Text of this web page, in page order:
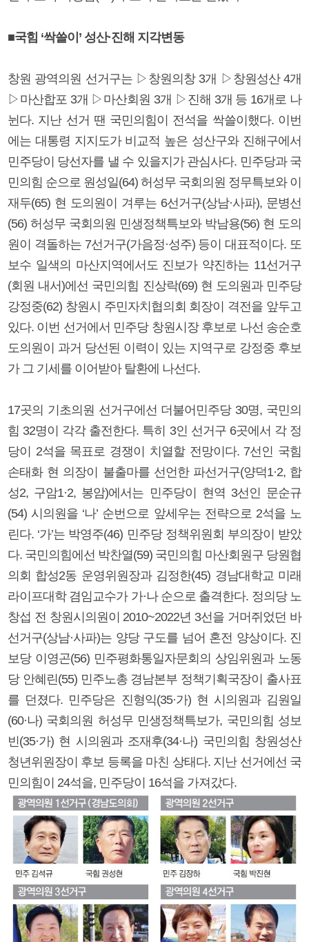
■국힘 ‘싹쓸이’ 성산·진해 지각변동
창원 광역의원 선거구는 ▷창원의창 3개 ▷창원성산 4개
▷마산합포 3개 ▷마산회원 3개 ▷진해 3개 등 16개로 나
뉜다. 지난 선거 땐 국민의힘이 전석을 싹쓸이했다. 이번
에는 대통령 지지도가 비교적 높은 성산구와 진해구에서
민주당이 당선자를 낼 수 있을지가 관심사다. 민주당과 국
민의힘 순으로 원성일(64) 허성무 국회의원 정무특보와 이
재두(65) 현 도의원이 겨루는 6선거구(상남·사파), 문병선
(56) 허성무 국회의원 민생정책특보와 박남용(56) 현 도의
원이 격돌하는 7선거구(가음정·성주) 등이 대표적이다. 또
보수 일색의 마산지역에서도 진보가 약진하는 11선거구
(회원 내서)에선 국민의힘 진상락(69) 현 도의원과 민주당
강정중(62) 창원시 주민자치협의회 회장이 격전을 앞두고
있다. 이번 선거에서 민주당 창원시장 후보로 나선 송순호
도의원이 과거 당선된 이력이 있는 지역구로 강정중 후보
가 그 기세를 이어받아 탈환에 나선다.
17곳의 기초의원 선거구에선 더불어민주당 30명, 국민의
힘 32명이 각각 출전한다. 특히 3인 선거구 6곳에서 각 정
당이 2석을 목표로 경쟁이 치열할 전망이다. 7선인 국힘
손태화 현 의장이 불출마를 선언한 파선거구(양덕1·2, 합
성2, 구암1·2, 봉암)에서는 민주당이 현역 3선인 문순규
(54) 시의원을 ‘나’ 순번으로 앞세우는 전략으로 2석을 노
린다. ‘가’는 박영주(46) 민주당 정책위원회 부의장이 받았
다. 국민의힘에선 박찬열(59) 국민의힘 마산회원구 당원협
의회 합성2동 운영위원장과 김정한(45) 경남대학교 미래
라이프대학 겸임교수가 가·나 순으로 출격한다. 정의당 노
창섭 전 창원시의원이 2010~2022년 3선을 거머쥐었던 바
선거구(상남·사파)는 양당 구도를 넘어 혼전 양상이다. 진
보당 이영곤(56) 민주평화통일자문회의 상임위원과 노동
당 안혜린(55) 민주노총 경남본부 정책기획국장이 출사표
를 던졌다. 민주당은 진형익(35·가) 현 시의원과 김원일
(60·나) 국회의원 허성무 민생정책특보가, 국민의힘 성보
빈(35·가) 현 시의원과 조재후(34·나) 국민의힘 창원성산
청년위원장이 후보 등록을 마친 상태다. 지난 선거에선 국
민의힘이 24석을, 민주당이 16석을 가져갔다.